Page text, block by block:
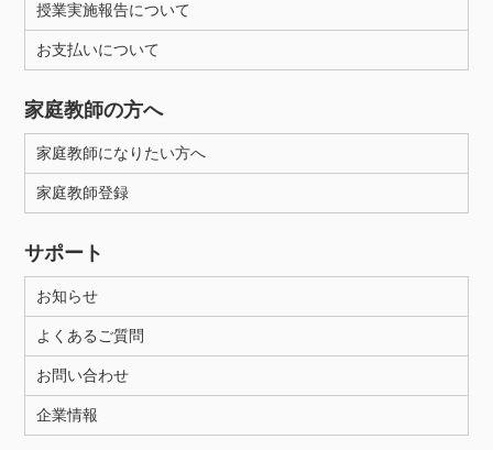
授業実施報告について
お支払いについて
家庭教師の方へ
家庭教師になりたい方へ
家庭教師登録
サポート
お知らせ
よくあるご質問
お問い合わせ
企業情報